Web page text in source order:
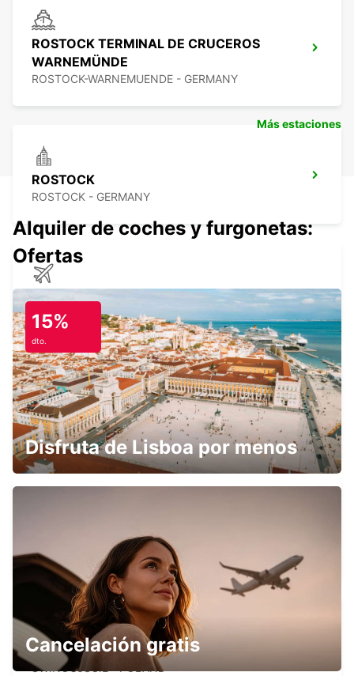
ROSTOCK TERMINAL DE CRUCEROS
WARNEMÜNDE
ROSTOCK-WARNEMUENDE - GERMANY
ROSTOCK
ROSTOCK - GERMANY
ROSTOCK AEROPUERTO
WEITENDORF - GERMANY
GUESTROW
GUESTROW - GERMANY
NEUBRANDENBURGO
NEUBRANDENBURG - GERMANY
SWINOUJSCIE FERRY *MEETING POINT*
SWINOUJSCIE - POLAND
Más estaciones
Alquiler de coches y furgonetas:
Ofertas
15%
dto.
Disfruta de Lisboa por menos
Cancelación gratis